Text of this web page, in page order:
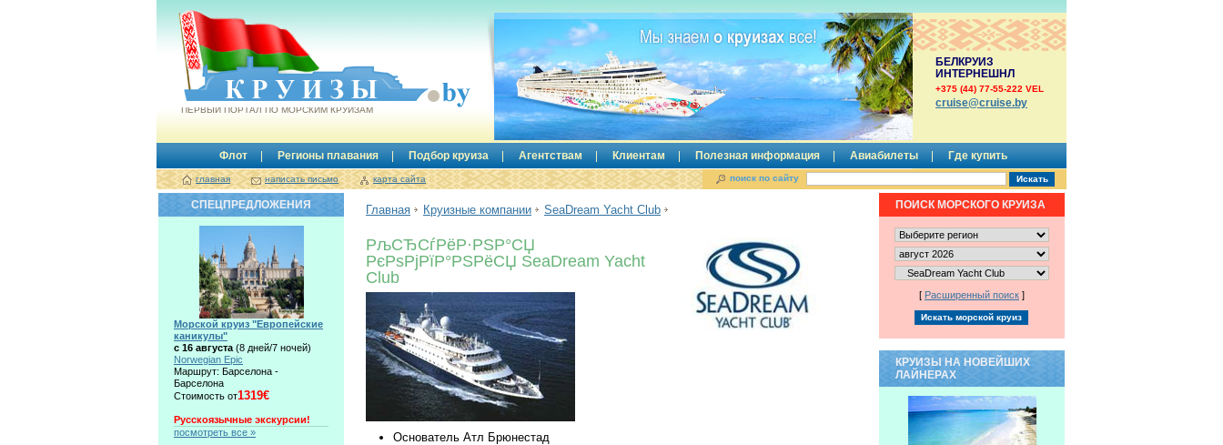
Круизы.by
ПЕРВЫЙ ПОРТАЛ ПО МОРСКИМ КРУИЗАМ
БЕЛКРУИЗ
ИНТЕРНЕШНЛ
+375 (44) 77-55-222 VEL
сruise@cruise.by
Флот Регионы плавания Подбор круиза Агентствам Клиентам Полезная информация Авиабилеты Где купить
главная написать письмо карта сайта поиск по сайту
Главная Круизные компании SeaDream Yacht Club
РљСЂСѓРёР·РЅР°СЏ
РєРѕРјРїР°РЅРёСЏ SeaDream Yacht
Club
Основатель Атл Брюнестад
СПЕЦПРЕДЛОЖЕНИЯ
Морской круиз "Европейские
каникулы"
с 16 августа (8 дней/7 ночей)
Norwegian Epic
Маршрут: Барселона -
Барселона
Стоимость от1319€
Русскоязычные экскурсии!
посмотреть все »
ПОИСК МОРСКОГО КРУИЗА
[ Расширенный поиск ]
КРУИЗЫ НА НОВЕЙШИХ
ЛАЙНЕРАХ